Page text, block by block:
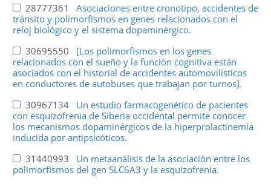
28777361 Asociaciones entre cronotipo, accidentes de
tránsito y polimorfismos en genes relacionados con el
reloj biológico y el sistema dopaminérgico.
30695550 [Los polimorfismos en los genes
relacionados con el sueño y la función cognitiva están
asociados con el historial de accidentes automovilísticos
en conductores de autobuses que trabajan por turnos].
30967134 Un estudio farmacogenético de pacientes
con esquizofrenia de Siberia occidental permite conocer
los mecanismos dopaminérgicos de la hiperprolactinemia
inducida por antipsicóticos.
31440993 Un metaanálisis de la asociación entre los
polimorfismos del gen SLC6A3 y la esquizofrenia.